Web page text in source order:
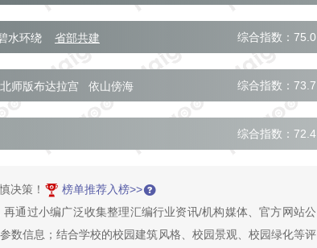
水环绕 省部共建 综合指数：75.0
北师版布达拉宫 依山傍海 综合指数：73.7
综合指数：72.4
决策！
榜单推荐入榜>>
通过小编广泛收集整理汇编行业资讯/机构媒体、官方网站公
数信息；结合学校的校园建筑风格、校园景观、校园绿化等评